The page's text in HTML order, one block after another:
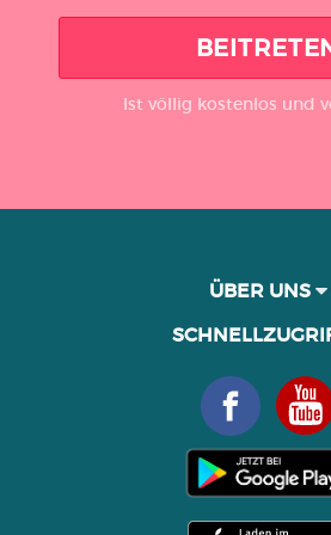
Ist völlig kostenlos und
ÜBER UNS